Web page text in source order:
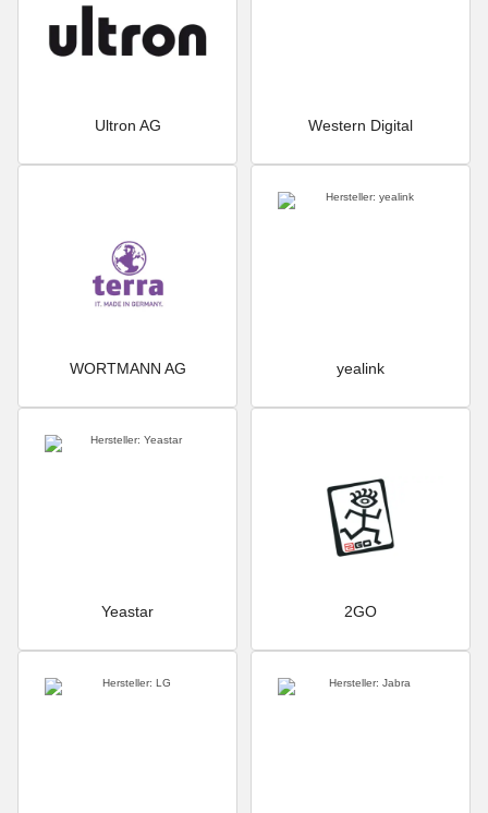
Ultron AG Western Digital
WORTMANN AG yealink
Yeastar 2GO